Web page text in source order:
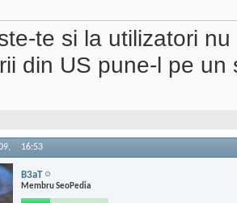
te si la utilizatori
din US pune-l pe un
16:53
B3aT
Membru SeoPedia